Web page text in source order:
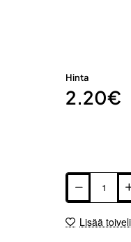
Hinta
2.20€
Lisää